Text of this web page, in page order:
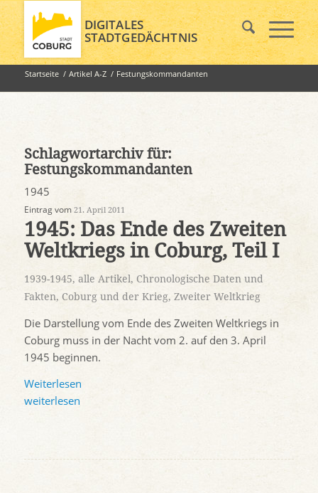
DIGITALES
STADTGEDÄCHTNIS
Startseite / Artikel A-Z / Festungskommandanten
Schlagwortarchiv für:
Festungskommandanten
1945
Eintrag vom 21. April 2011
1945: Das Ende des Zweiten
Weltkriegs in Coburg, Teil I
1939-1945, alle Artikel, Chronologische Daten und
Fakten, Coburg und der Krieg, Zweiter Weltkrieg
Die Darstellung vom Ende des Zweiten Weltkriegs in
Coburg muss in der Nacht vom 2. auf den 3. April
1945 beginnen.
Weiterlesen
weiterlesen